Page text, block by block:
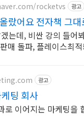
rocketvs 광고
랐어요 전자책 그
는데, 비싼 강의 들어
매 돌파, 플레이스최
광고
팅 회사
로 이어지는 마케팅을